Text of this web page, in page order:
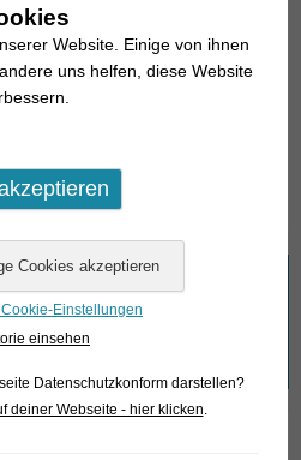
Website. Einige von ihnen
uns helfen, diese Website
Einstellungen
einsehen
Datenschutzkonform darstellen?
deiner Webseite - hier klicken.